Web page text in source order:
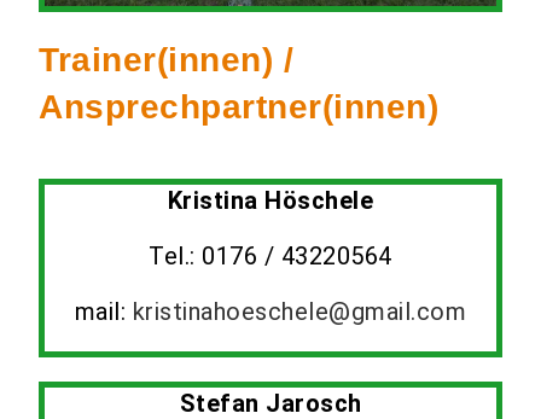
Trainer(innen) /
Ansprechpartner(innen)
Kristina Höschele
Tel.: 0176 / 43220564
mail: kristinahoeschele@gmail.com
Stefan Jarosch